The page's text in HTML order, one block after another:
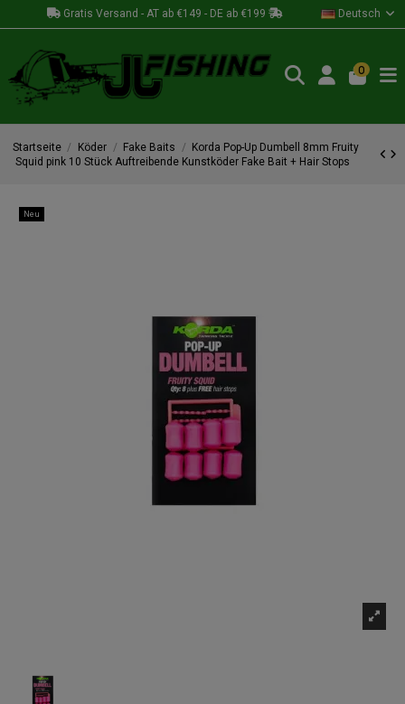
Gratis Versand - AT ab €149 - DE ab €199 Deutsch
0
Startseite Köder Fake Baits
Korda Pop-Up Dumbell 8mm Fruity
Squid pink 10 Stück Auftreibende Kunstköder Fake Bait + Hair Stops
Neu